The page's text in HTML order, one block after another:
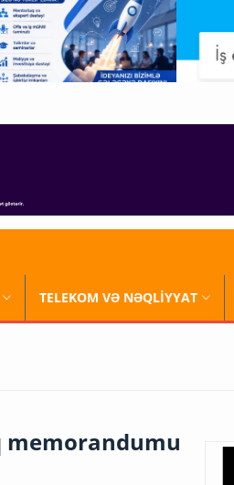
TELEKOM VƏ NƏQLİYYAT
memorandumu